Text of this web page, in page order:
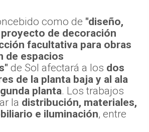
como de "diseño,
de decoración
facultativa para obras
de espacios
de Sol afectará a los dos
de la planta baja y al ala
planta. Los trabajos
la distribución, materiales,
e iluminación, entre